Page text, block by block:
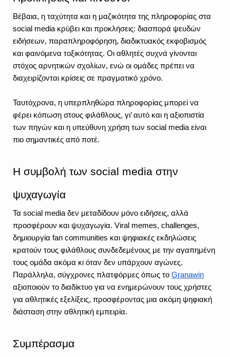
Βέβαια, η ταχύτητα και η μαζικότητα της πληροφορίας στα
social media κρύβει και προκλήσεις: διασπορά ψευδών
ειδήσεων, παραπληροφόρηση, διαδικτυακός εκφοβισμός
και φαινόμενα τοξικότητας. Οι αθλητές συχνά γίνονται
στόχος αρνητικών σχολίων, ενώ οι ομάδες πρέπει να
διαχειρίζονται κρίσεις σε πραγματικό χρόνο.
Ταυτόχρονα, η υπερπληθώρα πληροφορίας μπορεί να
φέρει κόπωση στους φιλάθλους, γι’ αυτό και η αξιοπιστία
των πηγών και η υπεύθυνη χρήση των social media είναι
πιο σημαντικές από ποτέ.
Η συμβολή των social media στην
ψυχαγωγία
Τα social media δεν μεταδίδουν μόνο ειδήσεις, αλλά
προσφέρουν και ψυχαγωγία. Viral memes, challenges,
δημιουργία fan communities και ψηφιακές εκδηλώσεις
κρατούν τους φιλάθλους συνδεδεμένους με την αγαπημένη
τους ομάδα ακόμα κι όταν δεν υπάρχουν αγώνες.
Παράλληλα, σύγχρονες πλατφόρμες όπως το Granawin
αξιοποιούν το διαδίκτυο για να ενημερώνουν τους χρήστες
για αθλητικές εξελίξεις, προσφέροντας μια ακόμη ψηφιακή
διάσταση στην αθλητική εμπειρία.
Συμπέρασμα